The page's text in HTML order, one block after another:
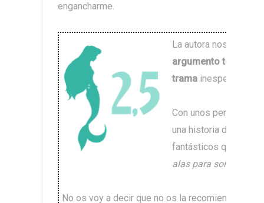
engancharme.
La autora nos
argumento tópico
trama inesperado.
Con unos personajes
una historia de amor
fantásticos que no
alas para soñar
No os voy a decir que no os la recomiendo por